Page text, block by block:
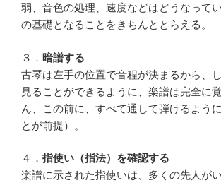
弱、音色の処理、速度などはどうなって
の基礎となることをきちんととらえる。
３． 暗譜する
古琴は左手の位置で音程が決まるから、
見ることができるように、楽譜は完全に
ん、この前に、すべて通して弾けるよう
とが前提）。
４． 指使い（指法）を確認する
楽譜に示された指使いは、多くの先人が